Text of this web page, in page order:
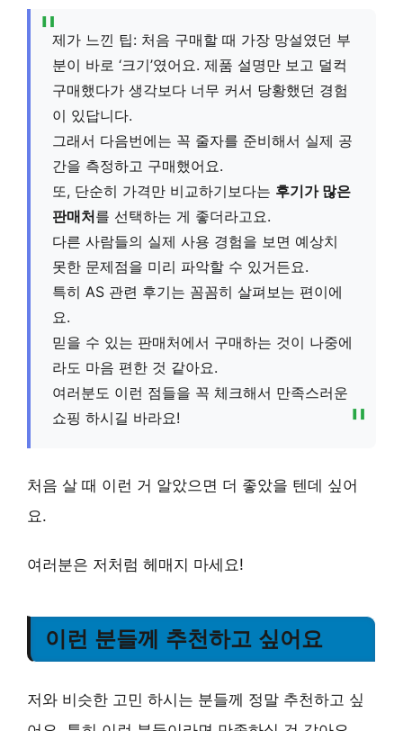
제가 느낀 팁: 처음 구매할 때 가장 망설였던 부
분이 바로 ‘크기’였어요. 제품 설명만 보고 덜컥
구매했다가 생각보다 너무 커서 당황했던 경험
이 있답니다.
그래서 다음번에는 꼭 줄자를 준비해서 실제 공
간을 측정하고 구매했어요.
또, 단순히 가격만 비교하기보다는 후기가 많은
판매처를 선택하는 게 좋더라고요.
다른 사람들의 실제 사용 경험을 보면 예상치
못한 문제점을 미리 파악할 수 있거든요.
특히 AS 관련 후기는 꼼꼼히 살펴보는 편이에
요.
믿을 수 있는 판매처에서 구매하는 것이 나중에
라도 마음 편한 것 같아요.
여러분도 이런 점들을 꼭 체크해서 만족스러운
쇼핑 하시길 바라요!
처음 살 때 이런 거 알았으면 더 좋았을 텐데 싶어
요.
여러분은 저처럼 헤매지 마세요!
이런 분들께 추천하고 싶어요
저와 비슷한 고민 하시는 분들께 정말 추천하고 싶